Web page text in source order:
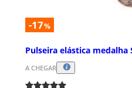
-17%
Pulseira elástica
A CHEGAR